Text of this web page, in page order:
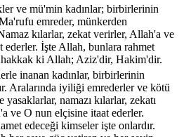
ve mü'min kadınlar; birbirlerinin
emreder, münkerden
kılarlar, zekat verirler, Allah'a ve
ederler. İşte Allah, bunlara rahmet
ki Allah; Aziz'dir, Hakim'dir.
inanan kadınlar, birbirlerinin
Aralarında iyiliği emrederler ve kötü
yasaklarlar, namazı kılarlar, zekatı
ve O nun elçisine itaat ederler.
edeceği kimseler işte onlardır.